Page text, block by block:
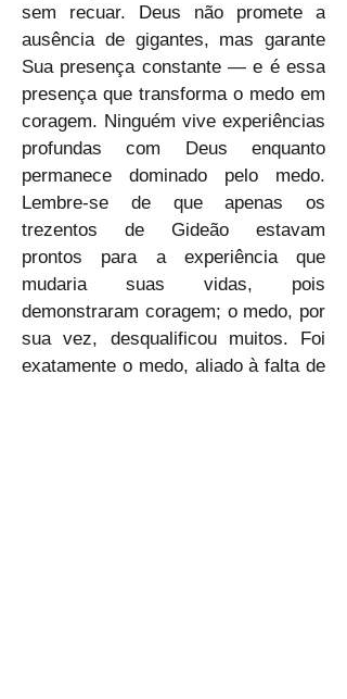
sem recuar. Deus não promete a
ausência de gigantes, mas garante
Sua presença constante — e é essa
presença que transforma o medo em
coragem. Ninguém vive experiências
profundas com Deus enquanto
permanece dominado pelo medo.
Lembre-se de que apenas os
trezentos de Gideão estavam
prontos para a experiência que
mudaria suas vidas, pois
demonstraram coragem; o medo, por
sua vez, desqualificou muitos. Foi
exatamente o medo, aliado à falta de